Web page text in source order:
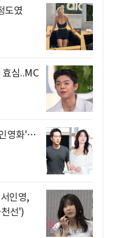
도였
심..MC
영화'…
인영,
선')